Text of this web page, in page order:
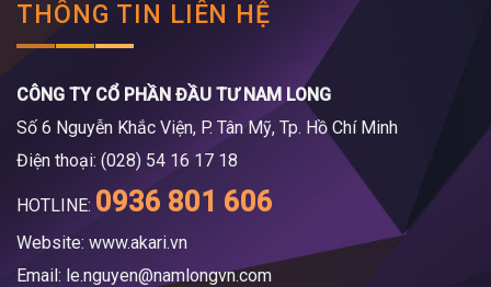
THÔNG TIN LIÊN HỆ
CÔNG TY CỔ PHẦN ĐẦU TƯ NAM LONG
Số 6 Nguyễn Khắc Viện, P. Tân Mỹ, Tp. Hồ Chí Minh
Điện thoại: (028) 54 16 17 18
HOTLINE: 0936 801 606
Website: www.akari.vn
Email: le.nguyen@namlongvn.com